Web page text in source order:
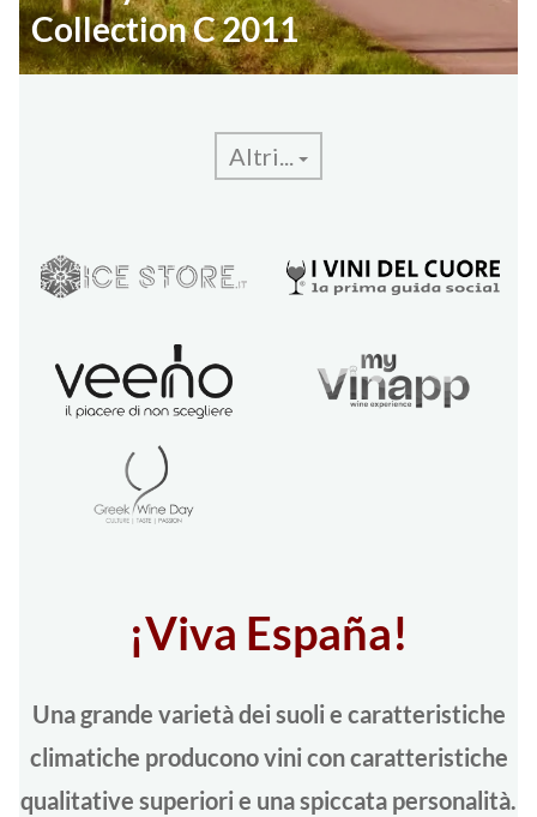
Collection C 2011
Altri...
¡Viva España!
Una grande varietà dei suoli e caratteristiche
climatiche producono vini con caratteristiche
qualitative superiori e una spiccata personalità.